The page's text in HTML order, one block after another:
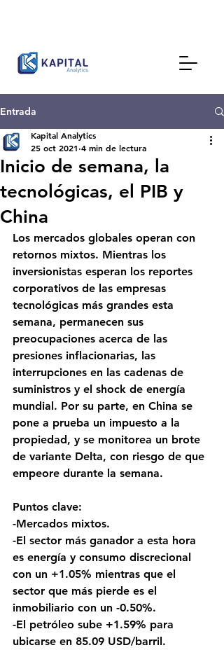
Entrada
Inicio de semana, la
tecnológicas, el PIB y
China
Kapital Analytics
25 oct 2021 4 min de lectura
Los mercados globales operan con
retornos mixtos. Mientras los
inversionistas esperan los reportes
corporativos de las empresas
tecnológicas más grandes esta
semana, permanecen sus
preocupaciones acerca de las
presiones inflacionarias, las
interrupciones en las cadenas de
suministros y el shock de energía
mundial. Por su parte, en China se
pone a prueba un impuesto a la
propiedad, y se monitorea un brote
de variante Delta, con riesgo de que
empeore durante la semana.
Puntos clave:
-Mercados mixtos.
-El sector más ganador a esta hora
es energía y consumo discrecional
con un +1.05% mientras que el
sector que más pierde es el
inmobiliario con un -0.50%.
-El petróleo sube +1.59% para
ubicarse en 85.09 USD/barril.